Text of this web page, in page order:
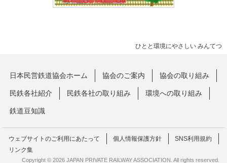
ひとと環境にやさしい みんてつ
日本民営鉄道協会ホーム 協会のご案内 協会の取り組み
民鉄各社紹介 民鉄各社の取り組み 環境への取り組み
鉄道豆知識
ウェブサイトのご利用にあたって 個人情報保護方針
SNS利用規約
リンク集
Copyright © 2026 JAPAN PRIVATE RAILWAY ASSOCIATION. All rights reserved.